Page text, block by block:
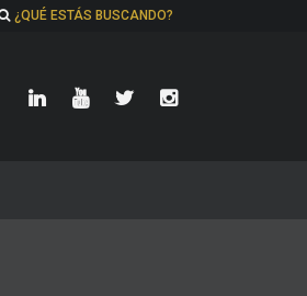
¿QUÉ ESTÁS BUSCANDO?